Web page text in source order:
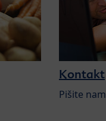
Kontakt
Pišite nam